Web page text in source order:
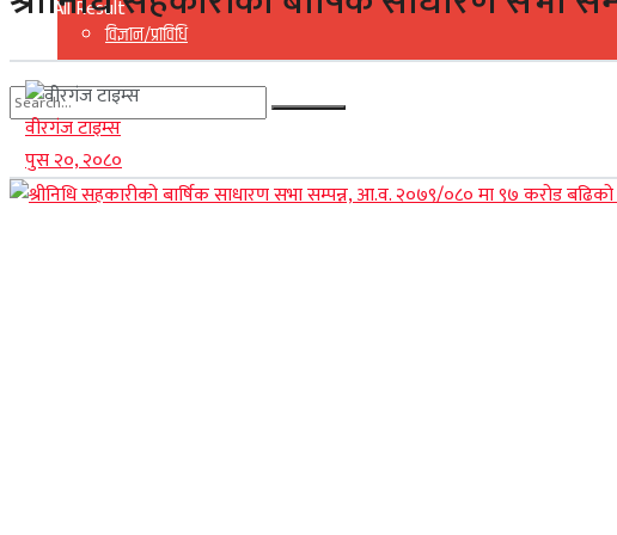
विज्ञान/प्राविधि
No Result
View All Result
View All Result
वीरगंज टाइम्स
पुस २०, २०८०